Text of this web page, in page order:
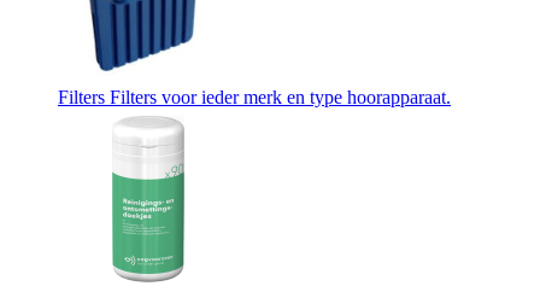
Filters Filters voor ieder merk en type hoorapparaat.